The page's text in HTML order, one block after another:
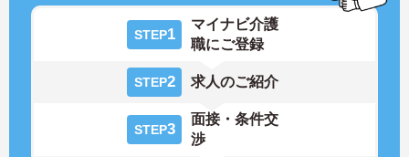
STEP1
マイナビ介護
職にご登録
STEP2 求人のご紹介
STEP3
面接・条件交
渉